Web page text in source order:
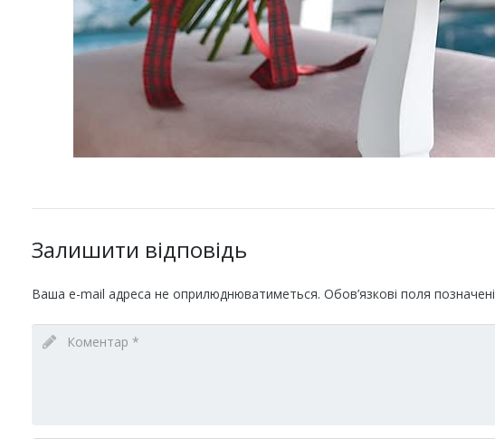
Залишити відповідь
Ваша e-mail адреса не оприлюднюватиметься. Обов’язкові поля позначені